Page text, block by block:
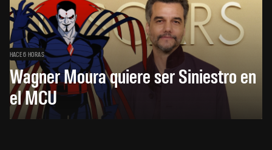
HACE 6 HORAS
Wagner Moura quiere ser Siniestro en
el MCU